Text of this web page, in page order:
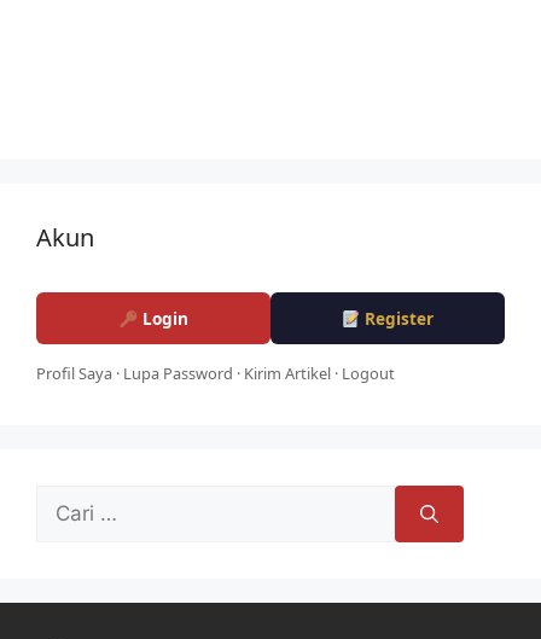
Akun
Login Register
Profil Saya · Lupa Password · Kirim Artikel · Logout
Cari